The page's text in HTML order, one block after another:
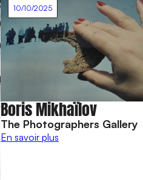
10/10/2025
Boris Mikhaïlov
The Photographers Gallery
En savoir plus